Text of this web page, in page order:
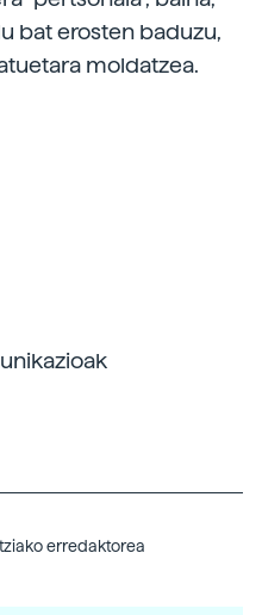
bat erosten baduzu,
moldatzea.
erredaktorea